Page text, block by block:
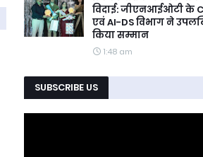
विदाई: जीएनआईओटी के
एवं AI-DS विभाग ने
किया सम्मान
1:48 am
SUBSCRIBE US